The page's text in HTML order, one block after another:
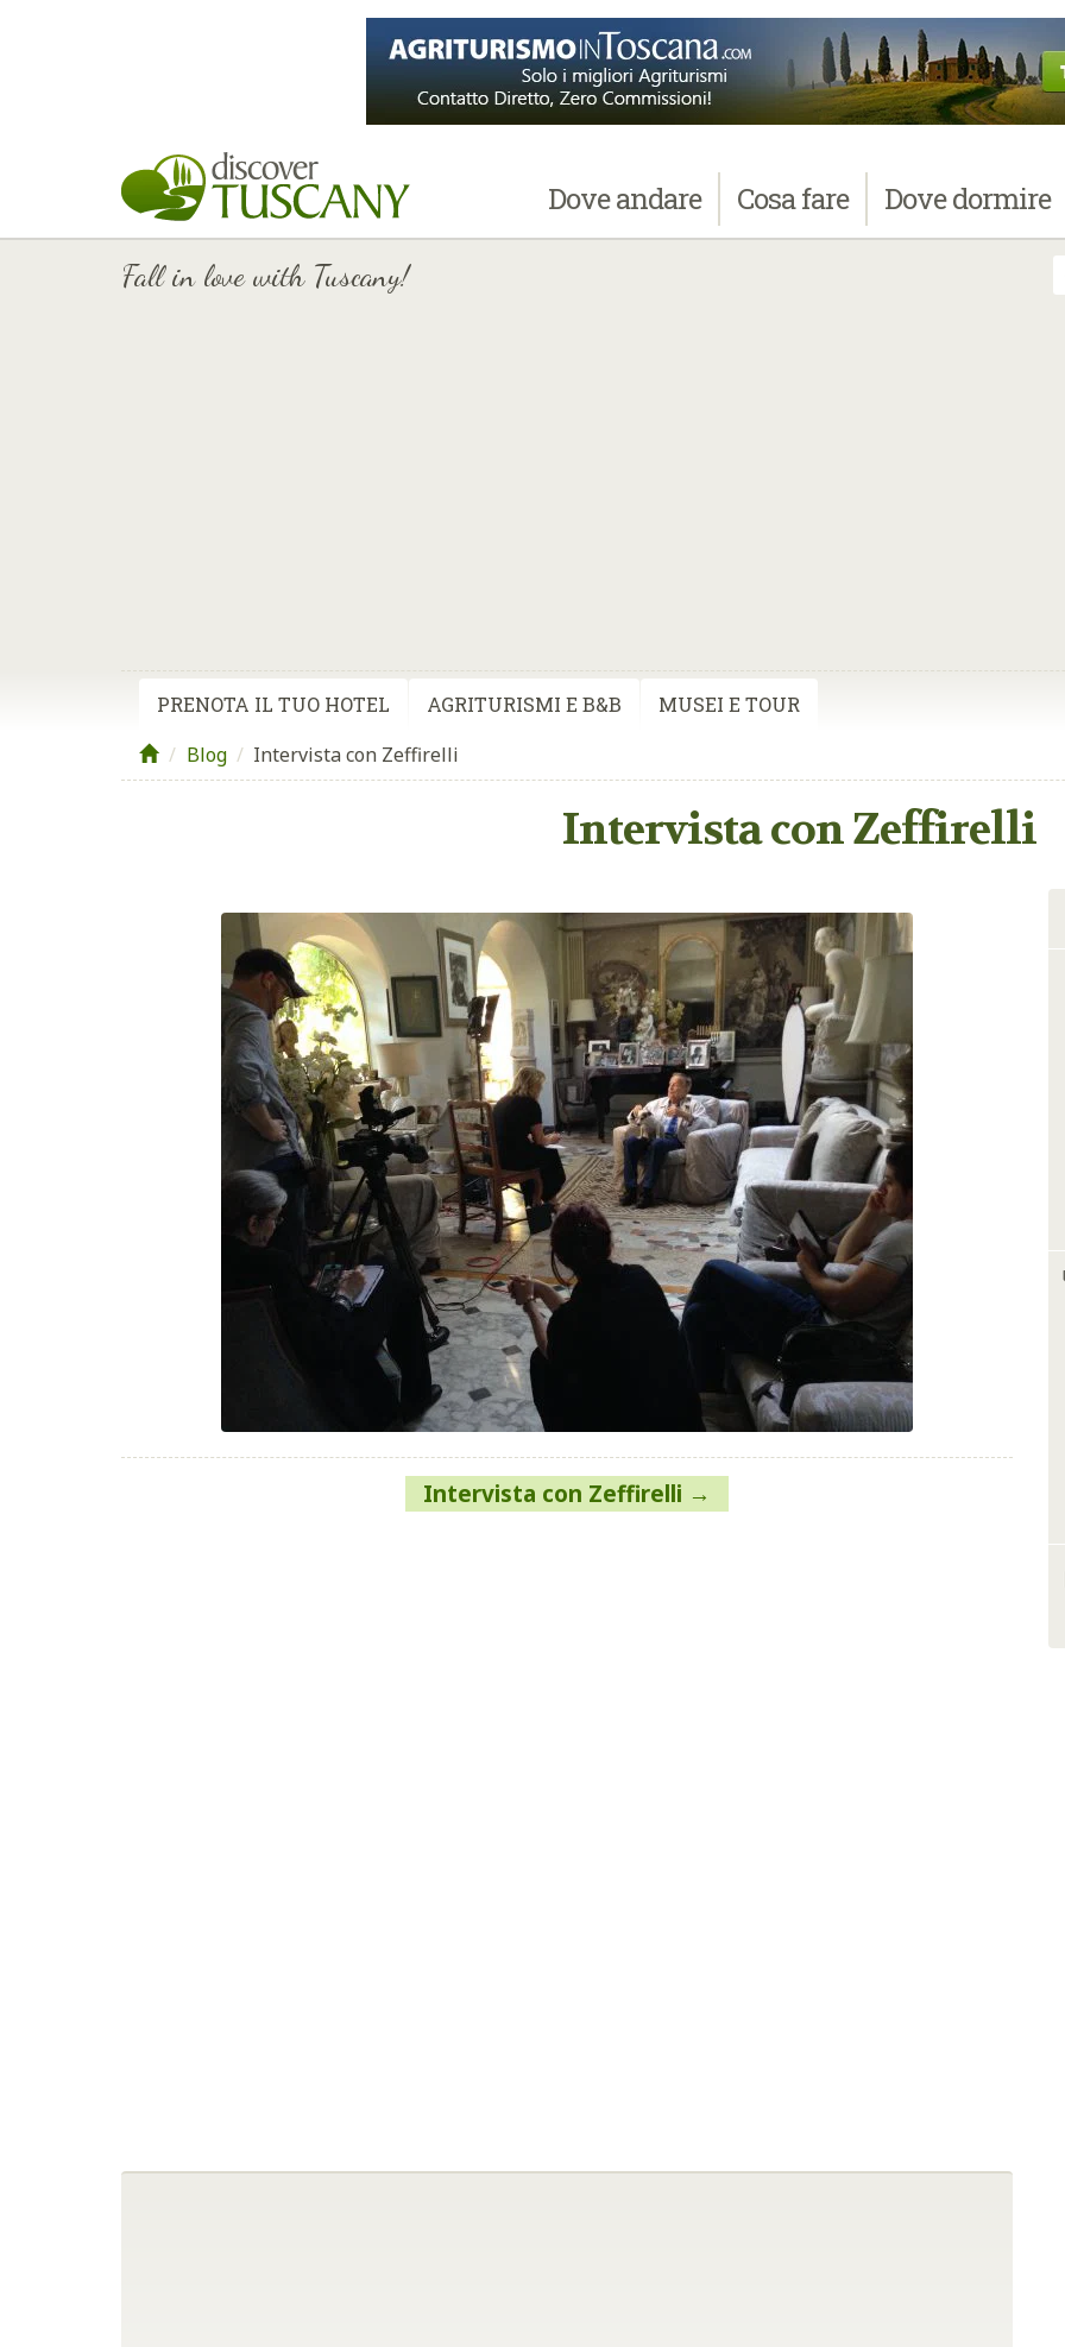
Doveandare Cosafare Dovedormire
Fall in love with Tuscany!
PRENOTA IL TUO HOTEL AGRITURISMI E B&B MUSEI E TOUR
Blog / Intervista con Zeffirelli
Intervista con Zeffirelli
Intervista con Zeffirelli